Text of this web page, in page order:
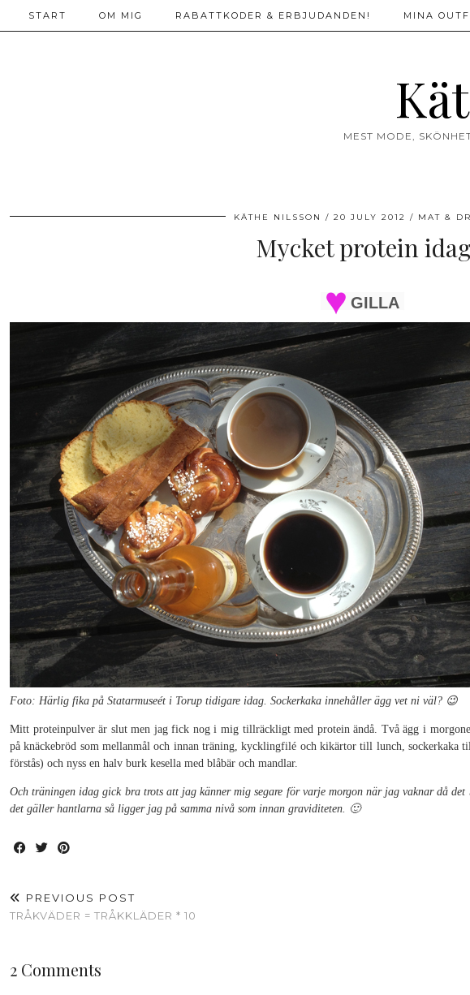
MEST MODE,
START OM MIG RABATTKODER & ERBJUDANDEN! MINA
KÄTHE NILSSON 20 JULY 2012 MAT &
Mycket protein
GILLA
Foto: Härlig fika på Statarmuseét i Torup tidigare idag. Sockerkaka innehåller ägg vet ni väl? 😉
Mitt proteinpulver är slut men jag fick nog i mig tillräckligt med protein ändå. Två ägg i
på knäckebröd som mellanmål och innan träning, kycklingfilé och kikärtor till lunch, sockerkaka
förstås) och nyss en halv burk kesella med blåbär och mandlar.
Och träningen idag gick bra trots att jag känner mig segare för varje morgon när jag vaknar då
det gäller hantlarna så ligger jag på samma nivå som innan graviditeten. 🙂
PREVIOUS POST
TRÅKVÄDER = TRÅKKLÄDER * 10
2 Comments